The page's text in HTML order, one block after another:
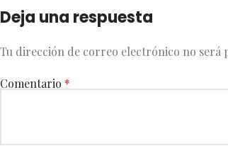
Deja una respuesta
Tu dirección de correo electrónico no será
Comentario *